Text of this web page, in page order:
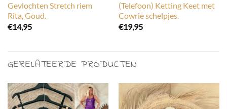
Gevlochten Stretch riem
Rita, Goud.
€14,95
(Telefoon) Ketting Keet met
Cowrie schelpjes.
€19,95
GERELATEERDE PRODUCTEN